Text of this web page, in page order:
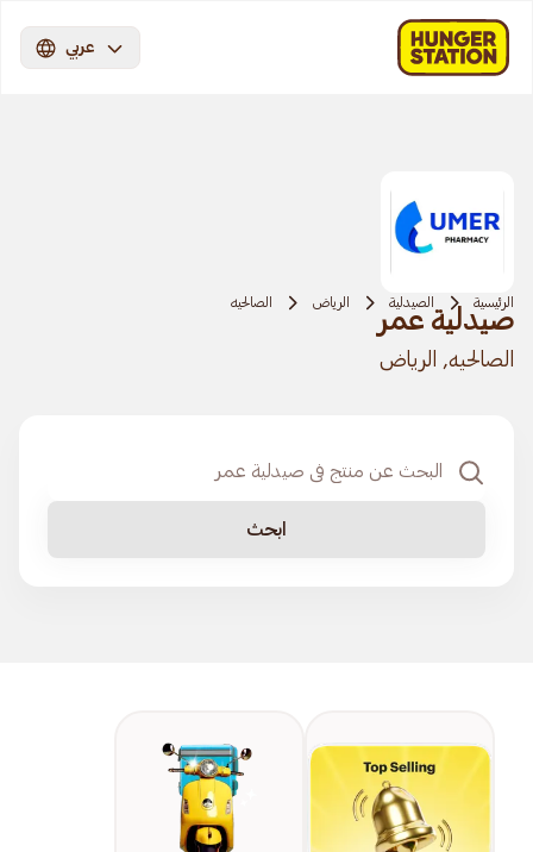
عربي
الرئيسية الصيدلية الرياض الصالحيه
صيدلية عمر
الصالحيه, الرياض
ابحث